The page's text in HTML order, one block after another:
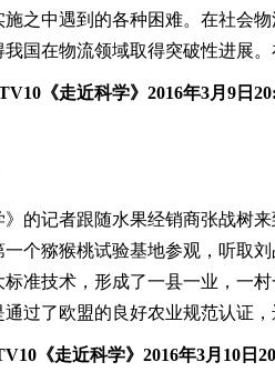
之中遇到的各种困难。在社会
国在物流领域取得突破性进展
V10《走近科学》2016年3月9日20:
》的记者跟随水果经销商张战树
个猕猴桃试验基地参观，听取
准技术，形成了一县一业，一
过了欧盟的良好农业规范认证
V10《走近科学》2016年3月10日